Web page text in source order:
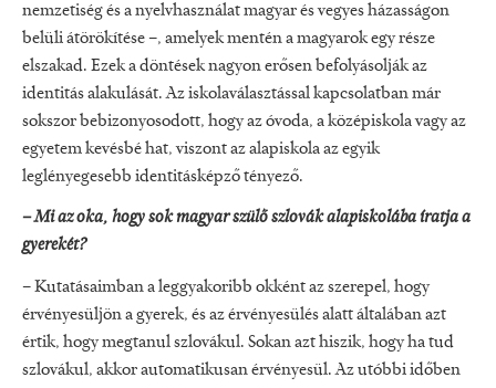
nemzetiség és a nyelvhasználat magyar és vegyes házasságon
belüli átörökítése –, amelyek mentén a magyarok egy része
elszakad. Ezek a döntések nagyon erősen befolyásolják az
identitás alakulását. Az iskolaválasztással kapcsolatban már
sokszor bebizonyosodott, hogy az óvoda, a középiskola vagy az
egyetem kevésbé hat, viszont az alapiskola az egyik
leglényegesebb identitásképző tényező.
– Mi az oka, hogy sok magyar szülő szlovák alapiskolába íratja a
gyerekét?
– Kutatásaimban a leggyakoribb okként az szerepel, hogy
érvényesüljön a gyerek, és az érvényesülés alatt általában azt
értik, hogy megtanul szlovákul. Sokan azt hiszik, hogy ha tud
szlovákul, akkor automatikusan érvényesül. Az utóbbi időben